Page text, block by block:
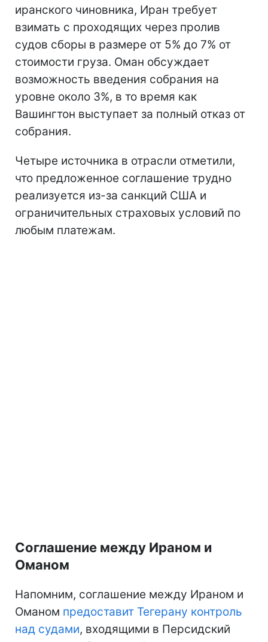
иранского чиновника, Иран требует
взимать с проходящих через пролив
судов сборы в размере от 5% до 7% от
стоимости груза. Оман обсуждает
возможность введения собрания на
уровне около 3%, в то время как
Вашингтон выступает за полный отказ от
собрания.
Четыре источника в отрасли отметили,
что предложенное соглашение трудно
реализуется из-за санкций США и
ограничительных страховых условий по
любым платежам.
Соглашение между Ираном и
Оманом
Напомним, соглашение между Ираном и
Оманом предоставит Тегерану контроль
над судами, входящими в Персидский